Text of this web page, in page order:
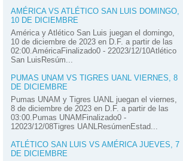
AMÉRICA VS ATLÉTICO SAN LUIS DOMINGO,
10 DE DICIEMBRE
América y Atlético San Luis juegan el domingo,
10 de diciembre de 2023 en D.F. a partir de las
02:00.AméricaFinalizado0 - 22023/12/10Atlético
San LuisResúm...
PUMAS UNAM VS TIGRES UANL VIERNES, 8
DE DICIEMBRE
Pumas UNAM y Tigres UANL juegan el viernes,
8 de diciembre de 2023 en D.F. a partir de las
03:00.Pumas UNAMFinalizado0 -
12023/12/08Tigres UANLResúmenEstad...
ATLÉTICO SAN LUIS VS AMÉRICA JUEVES, 7
DE DICIEMBRE